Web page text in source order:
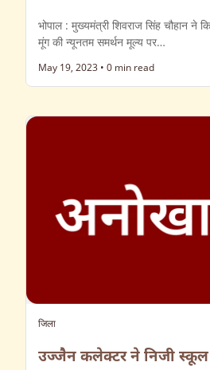
भोपाल : मुख्यमंत्री शिवराज सिंह चौहान ने
मूंग की न्‍यूनतम समर्थन मूल्‍य पर…
May 19, 2023 • 0 min read
जिला
उज्जैन कलेक्टर ने निजी